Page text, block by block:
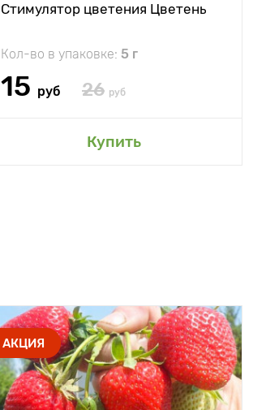
Стимулятор цветения Цветень
Кол-во в упаковке: 5 г
15 руб 26 руб
Купить
АКЦИЯ